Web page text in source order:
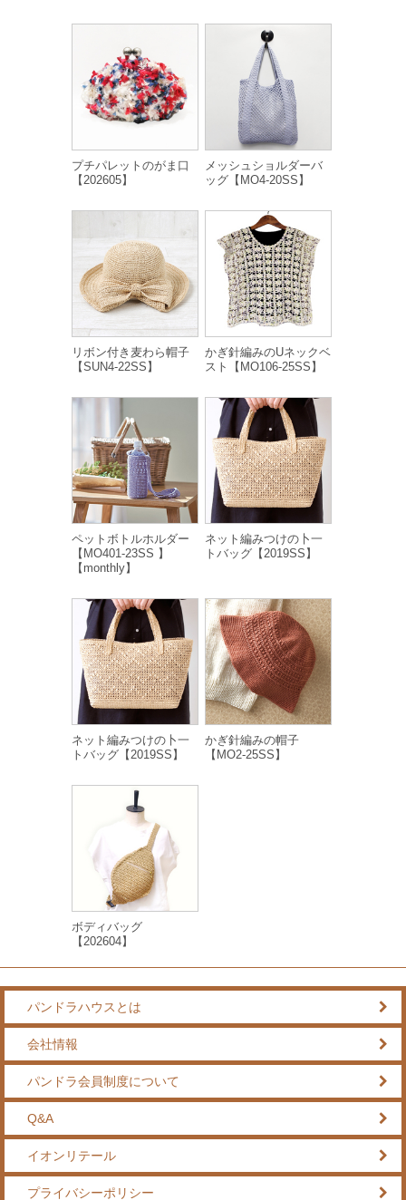
プチパレットのがま口
【202605】
メッシュショルダーバ
ッグ【MO4-20SS】
リボン付き麦わら帽子
【SUN4-22SS】
かぎ針編みのUネックベ
スト【MO106-25SS】
ペットボトルホルダー
【MO401-23SS 】
【monthly】
ネット編みつけの卜一
トバッグ【2019SS】
ネット編みつけの卜一
トバッグ【2019SS】
かぎ針編みの帽子
【MO2-25SS】
ボディバッグ
【202604】
パンドラハウスとは
会社情報
パンドラ会員制度について
Q&A
イオンリテール
プライバシーポリシー